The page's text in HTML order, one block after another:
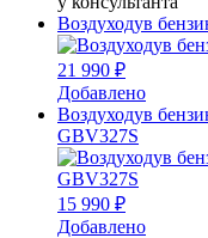
Воздуходув
21 990 ₽
Добавлено
Воздуходув
GBV327S
15 990 ₽
Добавлено